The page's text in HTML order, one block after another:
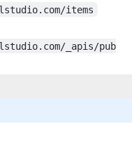
items
_apis/pub